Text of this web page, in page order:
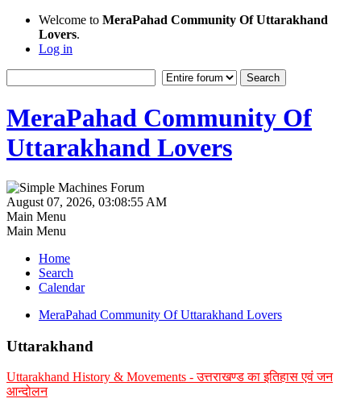
Welcome to MeraPahad Community Of Uttarakhand
Lovers.
Log in
MeraPahad Community Of
Uttarakhand Lovers
August 07, 2026, 03:08:55 AM
Main Menu
Main Menu
Home
Search
Calendar
MeraPahad Community Of Uttarakhand Lovers
Uttarakhand
Uttarakhand History & Movements - उत्तराखण्ड का इतिहास एवं जन
आन्दोलन